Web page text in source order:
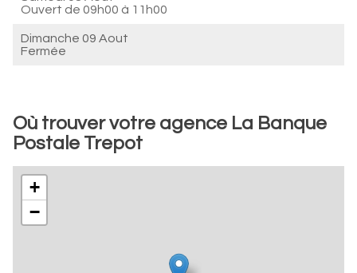
Ouvert de 09h00 à 11h00
Dimanche 09 Aout
Fermée
Où trouver votre agence La Banque
Postale Trepot
+
−